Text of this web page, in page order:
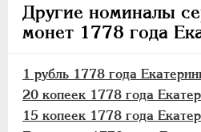
Другие номиналы
монет 1778 года
1 рубль 1778 года
20 копеек 1778 года
15 копеек 1778 года